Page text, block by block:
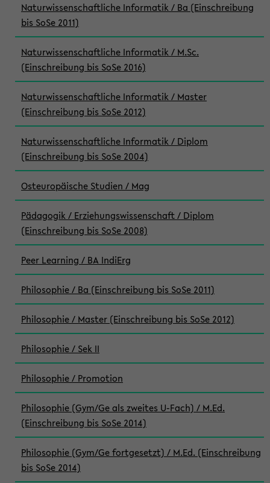
Naturwissenschaftliche Informatik / Ba (Einschreibung
bis SoSe 2011)
Naturwissenschaftliche Informatik / M.Sc.
(Einschreibung bis SoSe 2016)
Naturwissenschaftliche Informatik / Master
(Einschreibung bis SoSe 2012)
Naturwissenschaftliche Informatik / Diplom
(Einschreibung bis SoSe 2004)
Osteuropäische Studien / Mag
Pädagogik / Erziehungswissenschaft / Diplom
(Einschreibung bis SoSe 2008)
Peer Learning / BA IndiErg
Philosophie / Ba (Einschreibung bis SoSe 2011)
Philosophie / Master (Einschreibung bis SoSe 2012)
Philosophie / Sek II
Philosophie / Promotion
Philosophie (Gym/Ge als zweites U-Fach) / M.Ed.
(Einschreibung bis SoSe 2014)
Philosophie (Gym/Ge fortgesetzt) / M.Ed. (Einschreibung
bis SoSe 2014)